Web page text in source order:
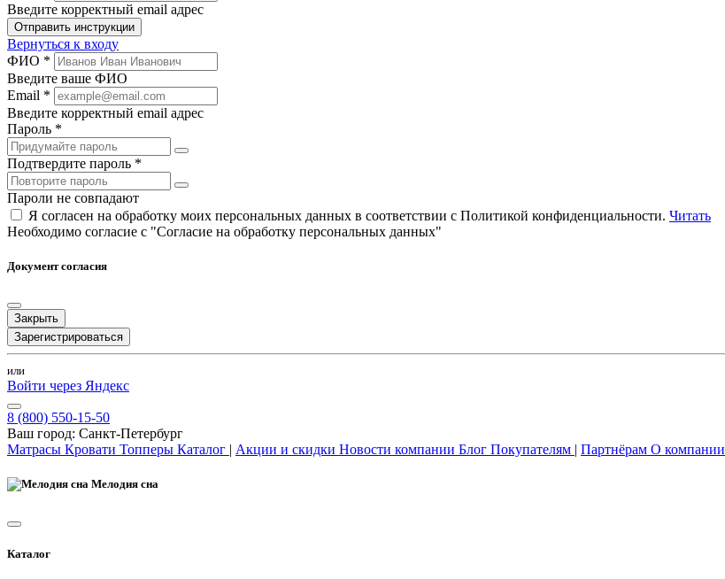
Введите корректный email адрес
Отправить инструкции
Вернуться к входу
ФИО *
Введите ваше ФИО
Email *
Введите корректный email адрес
Пароль *
Подтвердите пароль *
Пароли не совпадают
Я согласен на обработку моих персональных данных в соответствии с Политикой конфиденциальности. Читать
Необходимо согласие с "Согласие на обработку персональных данных"
Документ согласия
Закрыть
Зарегистрироваться
или
Войти через Яндекс
8 (800) 550-15-50
Ваш город: Санкт-Петербург
Матрасы Кровати Топперы Каталог | Акции и скидки Новости компании Блог Покупателям | Партнёрам О компании
Мелодия сна
Каталог